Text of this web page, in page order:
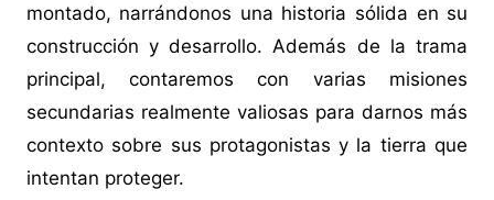
montado, narrándonos una historia sólida en su
construcción y desarrollo. Además de la trama
principal, contaremos con varias misiones
secundarias realmente valiosas para darnos más
contexto sobre sus protagonistas y la tierra que
intentan proteger.